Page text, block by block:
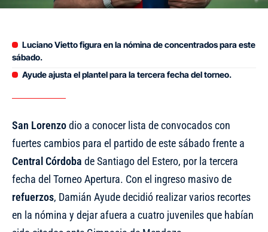
Luciano Vietto figura en la nómina de concentrados para este
sábado.
Ayude ajusta el plantel para la tercera fecha del torneo.
San Lorenzodio a conocer lista de convocados con
fuertes cambios para el partido de este sábado frente a
Central Córdoba de Santiago del Estero, por la tercera
fecha del Torneo Apertura. Con el ingreso masivo de
refuerzos, Damián Ayude decidió realizar varios recortes
en la nómina y dejar afuera a cuatro juveniles que habían